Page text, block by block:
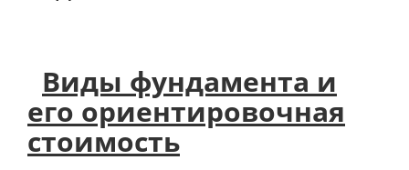
Виды фундамента и
его ориентировочная
стоимость